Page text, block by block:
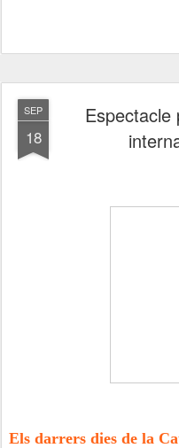
SEP
18
Espectacle
Els darrers dies de la